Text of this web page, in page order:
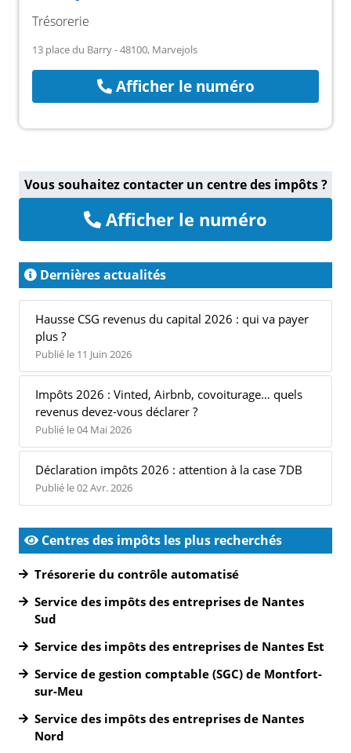
Trésorerie
13 place du Barry - 48100, Marvejols
Afficher le numéro
Vous souhaitez contacter un centre des impôts ?
Afficher le numéro
Dernières actualités
Hausse CSG revenus du capital 2026 : qui va payer
plus ?
Publié le 11 Juin 2026
Impôts 2026 : Vinted, Airbnb, covoiturage… quels
revenus devez-vous déclarer ?
Publié le 04 Mai 2026
Déclaration impôts 2026 : attention à la case 7DB
Publié le 02 Avr. 2026
Centres des impôts les plus recherchés
Trésorerie du contrôle automatisé
Service des impôts des entreprises de Nantes
Sud
Service des impôts des entreprises de Nantes Est
Service de gestion comptable (SGC) de Montfort-
sur-Meu
Service des impôts des entreprises de Nantes
Nord